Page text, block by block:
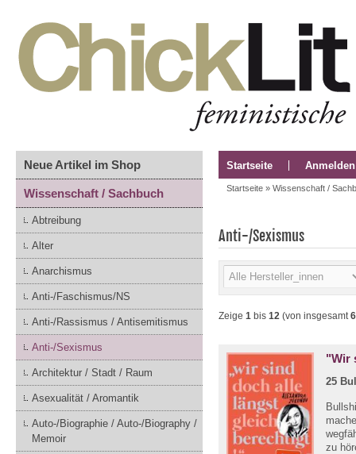
Neue Artikel im Shop
Wissenschaft / Sachbuch
Abtreibung
Alter
Anarchismus
Anti-/Faschismus/NS
Anti-/Rassismus / Antisemitismus
Anti-/Sexismus
Architektur / Stadt / Raum
Asexualität / Aromantik
Auto-/Biographie / Auto-/Biography /
Memoir
Startseite Anmelden
Startseite » Wissenschaft /
Anti-/Sexismus
Zeige 1 bis 12 (von insgesamt
"Wir
25
zu